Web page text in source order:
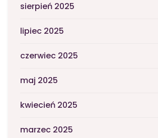
sierpień 2025
lipiec 2025
czerwiec 2025
maj 2025
kwiecień 2025
marzec 2025